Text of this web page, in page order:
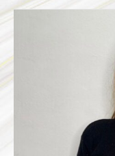
JAZMIN
GONZALEZ